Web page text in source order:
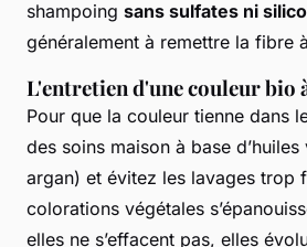
shampoing sans sulfates ni
généralement à remettre la fibre
L'entretien d'une couleur bio
Pour que la couleur tienne dans
des soins maison à base
argan) et évitez les lavages trop
colorations végétales
elles ne s’effacent pas, elles